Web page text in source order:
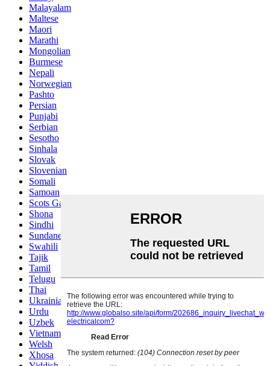
Malayalam
Maltese
Maori
Marathi
Mongolian
Burmese
Nepali
Norwegian
Pashto
Persian
Punjabi
Serbian
Sesotho
Sinhala
Slovak
Slovenian
Somali
Samoan
Scots Gaelic
Shona
Sindhi
Sundanese
Swahili
Tajik
Tamil
Telugu
Thai
Ukrainian
Urdu
Uzbek
Vietnamese
Welsh
Xhosa